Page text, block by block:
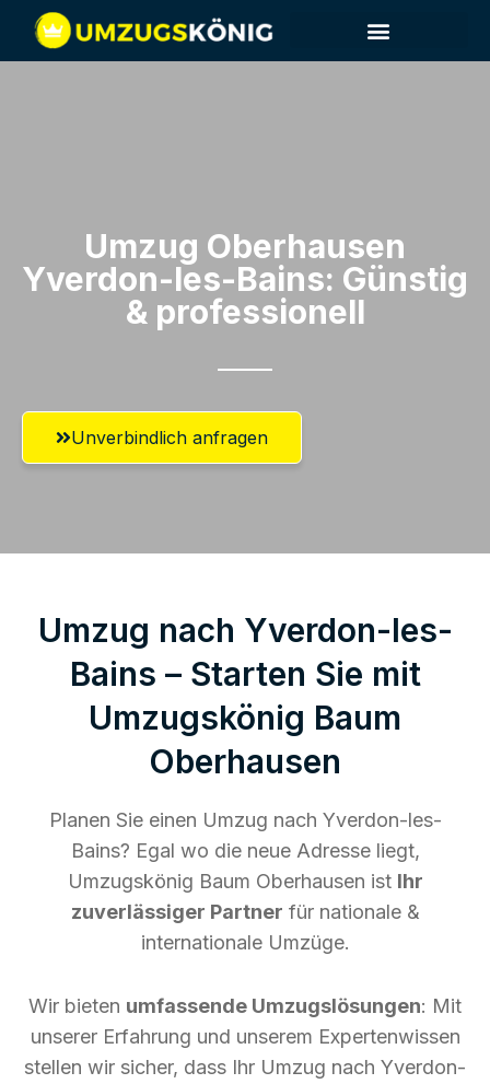
Umzug Oberhausen​
Yverdon-les-Bains: Günstig
& professionell​
Unverbindlich anfragen
Umzug nach Yverdon-les-
Bains – Starten Sie mit
Umzugskönig Baum
Oberhausen
Planen Sie einen Umzug nach Yverdon-les-
Bains? Egal wo die neue Adresse liegt,
Umzugskönig Baum Oberhausen ist Ihr
zuverlässiger Partner für nationale &
internationale Umzüge.
Wir bieten umfassende Umzugslösungen: Mit
unserer Erfahrung und unserem Expertenwissen
stellen wir sicher, dass Ihr Umzug nach Yverdon-